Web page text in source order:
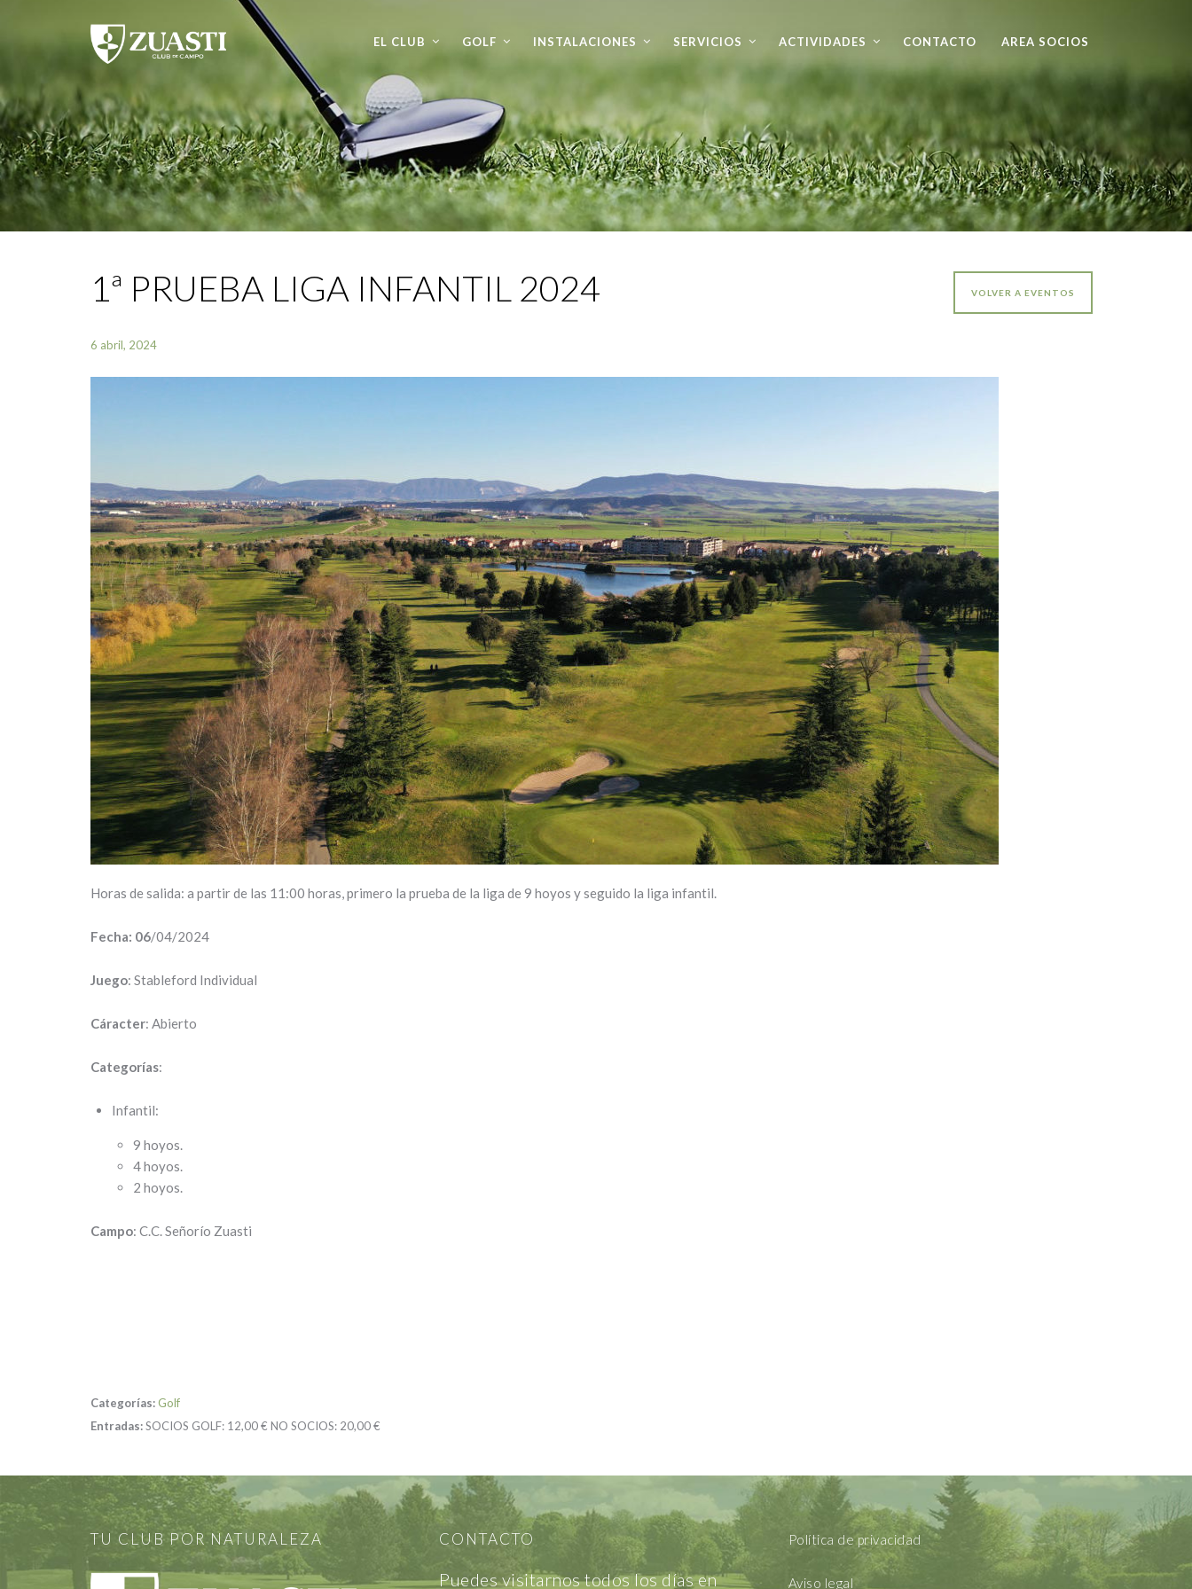
EL CLUB GOLF INSTALACIONES SERVICIOS ACTIVIDADES CONTACTO AREA SOCIOS
VOLVER A EVENTOS
1ª PRUEBA LIGA INFANTIL 2024
6 abril, 2024
Horas de salida: a partir de las 11:00 horas, primero la prueba de la liga de 9 hoyos y seguido la liga infantil.
Fecha: 06/04/2024
Juego: Stableford Individual
Cáracter: Abierto
Categorías:
Infantil:
9 hoyos.
4 hoyos.
2 hoyos.
Campo: C.C. Señorío Zuasti
Categorías: Golf
Entradas:SOCIOS GOLF: 12,00 € NO SOCIOS: 20,00 €
TU CLUB POR NATURALEZA CONTACTO
Puedes visitarnos todos los días en
Política de privacidad
Aviso legal